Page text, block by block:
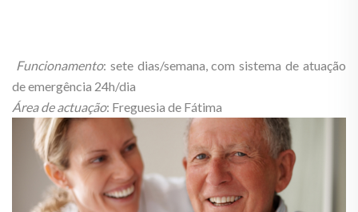
Funcionamento: sete dias/semana, com sistema de atuação
de emergência 24h/dia
Área de actuação: Freguesia de Fátima